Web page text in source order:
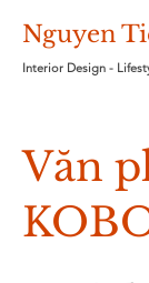
Nguyen
Interior Design -
Văn